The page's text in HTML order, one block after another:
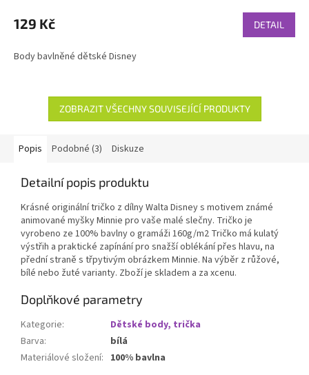
129 Kč DETAIL
Body bavlněné dětské Disney
ZOBRAZIT VŠECHNY SOUVISEJÍCÍ PRODUKTY
Popis Podobné (3) Diskuze
Detailní popis produktu
Krásné originální tričko z dílny Walta Disney s motivem známé
animované myšky Minnie pro vaše malé slečny. Tričko je
vyrobeno ze 100% bavlny o gramáži 160g/m2 Tričko má kulatý
výstřih a praktické zapínání pro snažší oblékání přes hlavu, na
přední straně s třpytivým obrázkem Minnie. Na výběr z růžové,
bílé nebo žuté varianty. Zboží je skladem a za xcenu.
Doplňkové parametry
Kategorie:
Dětské body, trička
Barva:
bílá
Materiálové složení: 100% bavlna